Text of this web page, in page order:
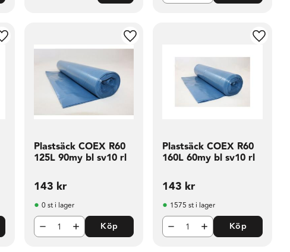
Lägg till i favoriter
Plastsäck COEX R60
125L 90my bl sv10 rl
143 kr
Lägg till i favoriter
0 st i lager
Köp
Plastsäck COEX R60
160L 60my bl sv10 rl
143 kr
Lägg
1575 st i lager
Köp